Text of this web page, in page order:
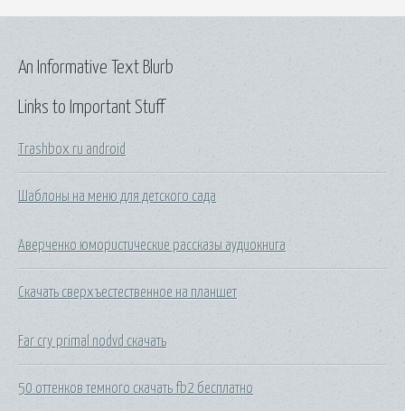
Links to Important Stuff
Trashbox ru android
Шаблоны на меню для детского сада
Аверченко юмористические рассказы аудиокнига
Скачать сверхъестественное на планшет
Far cry primal nodvd скачать
50 оттенков темного скачать fb2 бесплатно
An Informative Text Blurb